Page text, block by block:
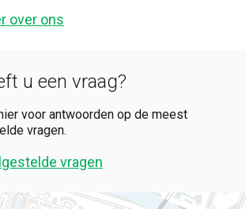
over ons
u een vraag?
voor antwoorden op de meest
vragen.
vragen